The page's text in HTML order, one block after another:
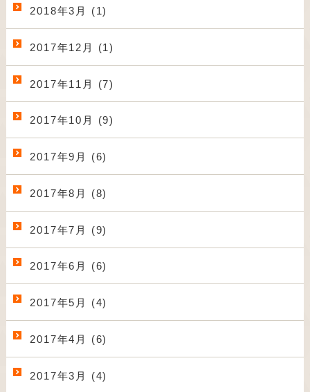
2018年3月 (1)
2017年12月 (1)
2017年11月 (7)
2017年10月 (9)
2017年9月 (6)
2017年8月 (8)
2017年7月 (9)
2017年6月 (6)
2017年5月 (4)
2017年4月 (6)
2017年3月 (4)